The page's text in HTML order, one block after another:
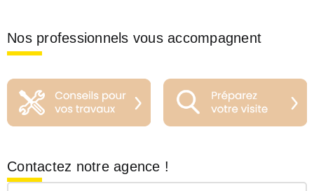
Nos professionnels vous accompagnent
Contactez notre agence !